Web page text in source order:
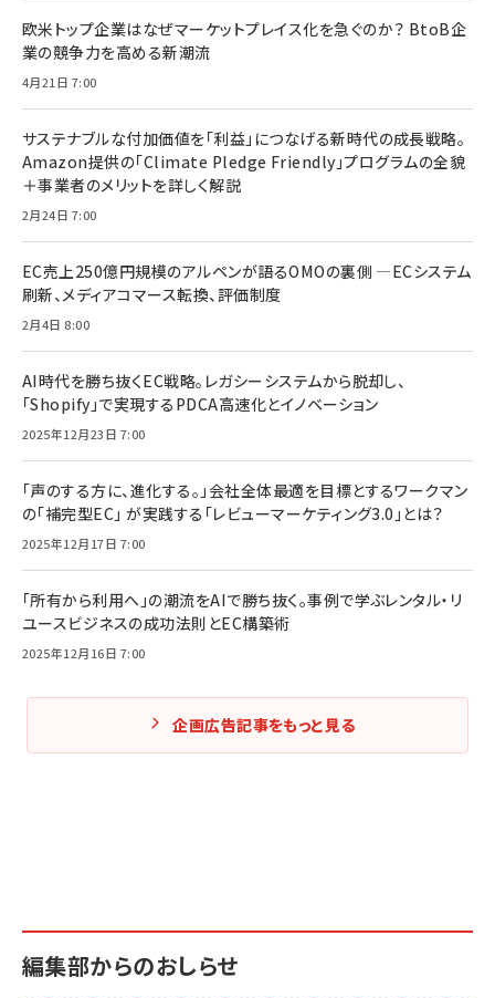
欧米トップ企業はなぜマーケットプレイス化を急ぐのか？ BtoB企
業の競争力を高める新潮流
4月21日 7:00
サステナブルな付加価値を「利益」につなげる新時代の成長戦略。
Amazon提供の「Climate Pledge Friendly」プログラムの全貌
＋事業者のメリットを詳しく解説
2月24日 7:00
EC売上250億円規模のアルペンが語るOMOの裏側 ―ECシステム
刷新、メディアコマース転換、評価制度
2月4日 8:00
AI時代を勝ち抜くEC戦略。レガシーシステムから脱却し、
「Shopify」で実現するPDCA高速化とイノベーション
2025年12月23日 7:00
「声のする方に、進化する。」会社全体最適を目標とするワークマン
の「補完型EC」 が実践する「レビューマーケティング3.0」とは？
2025年12月17日 7:00
「所有から利用へ」の潮流をAIで勝ち抜く。事例で学ぶレンタル・リ
ユースビジネスの成功法則とEC構築術
2025年12月16日 7:00
企画広告記事をもっと見る
編集部からのおしらせ